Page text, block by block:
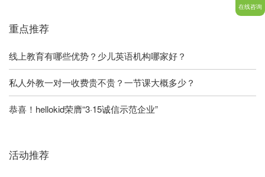
重点推荐
线上教育有哪些优势？少儿英语机构哪家好？
私人外教一对一收费贵不贵？一节课大概多少？
恭喜！hellokid荣膺“3·15诚信示范企业”
活动推荐
在线咨询